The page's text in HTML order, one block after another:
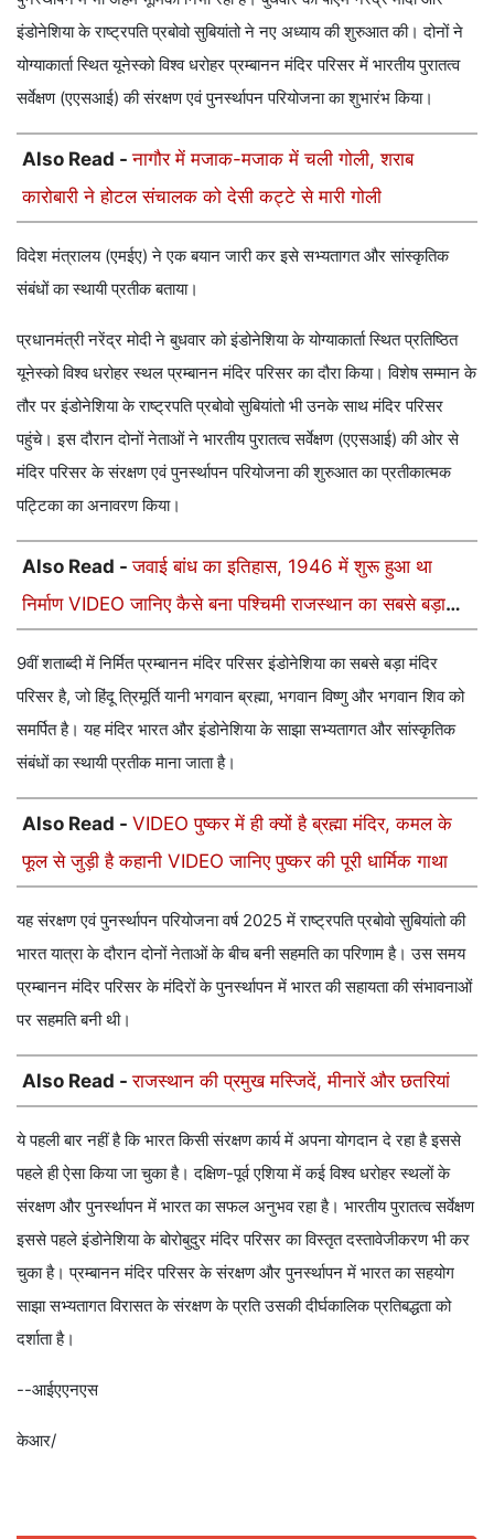
इंडोनेशिया के राष्ट्रपति प्रबोवो सुबियांतो ने नए अध्याय की शुरुआत की। दोनों ने
योग्याकार्ता स्थित यूनेस्को विश्व धरोहर प्रम्बानन मंदिर परिसर में भारतीय पुरातत्व
सर्वेक्षण (एएसआई) की संरक्षण एवं पुनर्स्थापन परियोजना का शुभारंभ किया।
Also Read -नागौर में मजाक-मजाक में चली गोली, शराब
कारोबारी ने होटल संचालक को देसी कट्टे से मारी गोली
विदेश मंत्रालय (एमईए) ने एक बयान जारी कर इसे सभ्यतागत और सांस्कृतिक
संबंधों का स्थायी प्रतीक बताया।
प्रधानमंत्री नरेंद्र मोदी ने बुधवार को इंडोनेशिया के योग्याकार्ता स्थित प्रतिष्ठित
यूनेस्को विश्व धरोहर स्थल प्रम्बानन मंदिर परिसर का दौरा किया। विशेष सम्मान के
तौर पर इंडोनेशिया के राष्ट्रपति प्रबोवो सुबियांतो भी उनके साथ मंदिर परिसर
पहुंचे। इस दौरान दोनों नेताओं ने भारतीय पुरातत्व सर्वेक्षण (एएसआई) की ओर से
मंदिर परिसर के संरक्षण एवं पुनर्स्थापन परियोजना की शुरुआत का प्रतीकात्मक
पट्टिका का अनावरण किया।
Also Read -जवाई बांध का इतिहास, 1946 में शुरू हुआ था
निर्माण VIDEO जानिए कैसे बना पश्चिमी राजस्थान का सबसे बड़ा
9वीं शताब्दी में निर्मित प्रम्बानन मंदिर परिसर इंडोनेशिया का सबसे बड़ा मंदिर
परिसर है, जो हिंदू त्रिमूर्ति यानी भगवान ब्रह्मा, भगवान विष्णु और भगवान शिव को
समर्पित है। यह मंदिर भारत और इंडोनेशिया के साझा सभ्यतागत और सांस्कृतिक
संबंधों का स्थायी प्रतीक माना जाता है।
Also Read - VIDEO पुष्कर में ही क्यों है ब्रह्मा मंदिर, कमल के
फूल से जुड़ी है कहानी VIDEO जानिए पुष्कर की पूरी धार्मिक गाथा
यह संरक्षण एवं पुनर्स्थापन परियोजना वर्ष 2025 में राष्ट्रपति प्रबोवो सुबियांतो की
भारत यात्रा के दौरान दोनों नेताओं के बीच बनी सहमति का परिणाम है। उस समय
प्रम्बानन मंदिर परिसर के मंदिरों के पुनर्स्थापन में भारत की सहायता की संभावनाओं
पर सहमति बनी थी।
Also Read -राजस्थान की प्रमुख मस्जिदें, मीनारें और छतरियां
ये पहली बार नहीं है कि भारत किसी संरक्षण कार्य में अपना योगदान दे रहा है इससे
पहले ही ऐसा किया जा चुका है। दक्षिण-पूर्व एशिया में कई विश्व धरोहर स्थलों के
संरक्षण और पुनर्स्थापन में भारत का सफल अनुभव रहा है। भारतीय पुरातत्व सर्वेक्षण
इससे पहले इंडोनेशिया के बोरोबुदुर मंदिर परिसर का विस्तृत दस्तावेजीकरण भी कर
चुका है। प्रम्बानन मंदिर परिसर के संरक्षण और पुनर्स्थापन में भारत का सहयोग
साझा सभ्यतागत विरासत के संरक्षण के प्रति उसकी दीर्घकालिक प्रतिबद्धता को
दर्शाता है।
--आईएएनएस
केआर/